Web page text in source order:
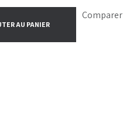
AU PANIER
Comparer